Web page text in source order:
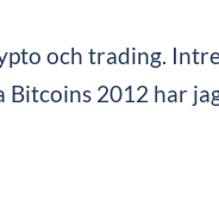
och trading.
2012 har